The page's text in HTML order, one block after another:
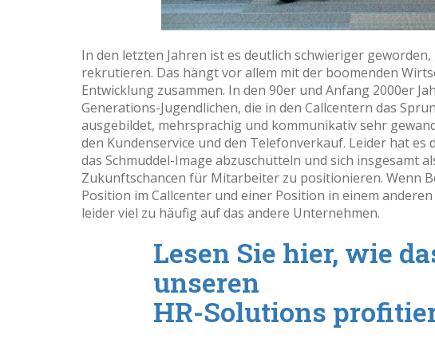
In den letzten Jahren ist es deutlich schwieriger
rekrutieren. Das hängt vor allem mit der boomenden
Entwicklung zusammen. In den 90er und Anfang 2000er
Generations-Jugendlichen, die in den Callcentern das
ausgebildet, mehrsprachig und kommunikativ sehr
den Kundenservice und den Telefonverkauf. Leider hat es
das Schmuddel-Image abzuschütteln und sich insgesamt
Zukunftschancen für Mitarbeiter zu positionieren. Wenn
Position im Callcenter und einer Position in einem
leider viel zu häufig auf das andere Unternehmen.
Lesen Sie hier, wie
unseren
HR-Solutions